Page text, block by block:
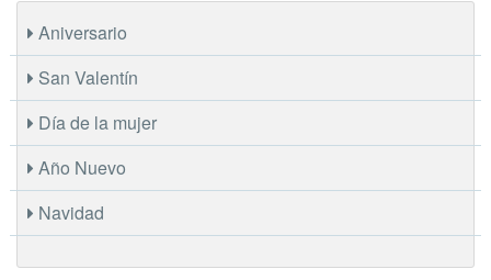
Aniversario
San Valentín
Día de la mujer
Año Nuevo
Navidad